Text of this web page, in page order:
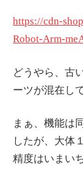
https://cdn-
Robot-Arm-
どうやら、古
ーツが混在し
まぁ、機能は
したが、大体
精度はいまい